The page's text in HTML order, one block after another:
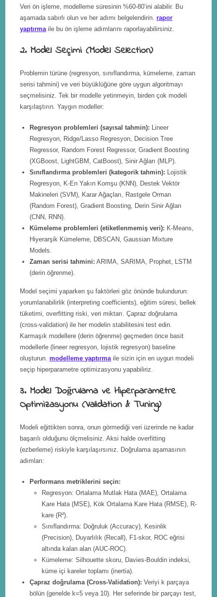
Veri ön işleme, modelleme süresinin %60-80’ini alabilir. Bu
aşamada sabırlı olun ve her adımı belgelendirin.rapor
yaptırma ile bu ön işleme adımlarını raporlayabilirsiniz.
2. Model Seçimi (Model Selection)
Problemin türüne (regresyon, sınıflandırma, kümeleme, zaman
serisi tahmini) ve veri büyüklüğüne göre uygun algoritmayı
seçmelisiniz. Tek bir modelle yetinmeyin, birden çok modeli
karşılaştırın. Yaygın modeller:
Regresyon problemleri (sayısal tahmin): Lineer
Regresyon, Ridge/Lasso Regresyon, Decision Tree
Regressor, Random Forest Regressor, Gradient Boosting
(XGBoost, LightGBM, CatBoost), Sinir Ağları (MLP).
Sınıflandırma problemleri (kategorik tahmin): Lojistik
Regresyon, K-En Yakın Komşu (KNN), Destek Vektör
Makineleri (SVM), Karar Ağaçları, Rastgele Orman
(Random Forest), Gradient Boosting, Derin Sinir Ağları
(CNN, RNN).
Kümeleme problemleri (etiketlenmemiş veri): K-Means,
Hiyerarşik Kümeleme, DBSCAN, Gaussian Mixture
Models.
Zaman serisi tahmini: ARIMA, SARIMA, Prophet, LSTM
(derin öğrenme).
Model seçimi yaparken şu faktörleri göz önünde bulundurun:
yorumlanabilirlik (interpreting coefficients), eğitim süresi, bellek
tüketimi, overfitting riski, veri miktarı. Çapraz doğrulama
(cross-validation) ile her modelin stabilitesini test edin.
Karmaşık modellere (derin öğrenme) geçmeden önce basit
modellerle (lineer regresyon, lojistik regresyon) baseline
oluşturun.modelleme yaptırma ile sizin için en uygun modeli
seçip hiperparametre optimizasyonu yapabiliriz.
3. Model Doğrulama ve Hiperparametre
Optimizasyonu (Validation & Tuning)
Modeli eğittikten sonra, onun görmediği veri üzerinde ne kadar
başarılı olduğunu ölçmelisiniz. Aksi halde overfitting
(ezberleme) riskiyle karşılaşırsınız. Doğrulama aşamasının
adımları:
Performans metriklerini seçin:
Regresyon: Ortalama Mutlak Hata (MAE), Ortalama
Kare Hata (MSE), Kök Ortalama Kare Hata (RMSE), R-
kare (R²).
Sınıflandırma: Doğruluk (Accuracy), Kesinlik
(Precision), Duyarlılık (Recall), F1-skor, ROC eğrisi
altında kalan alan (AUC-ROC).
Kümeleme: Silhouette skoru, Davies-Bouldin indeksi,
küme içi kareler toplamı (inertia).
Çapraz doğrulama (Cross-Validation): Veriyi k parçaya
bölün (genelde k=5 veya 10). Her seferinde bir parçayı test,